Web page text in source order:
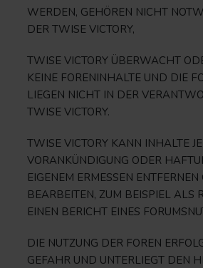
WERDEN, GEHÖREN NICHT
DER TWISE VICTORY,
TWISE VICTORY ÜBERWACHT
KEINE FORENINHALTE UND DIE
LIEGEN NICHT IN DER
TWISE VICTORY.
TWISE VICTORY KANN INHALTE
VORANKÜNDIGUNG ODER
EIGENEM ERMESSEN ENTFERNEN
BEARBEITEN, ZUM BEISPIEL ALS
EINEN BERICHT EINES
DIE NUTZUNG DER FOREN
GEFAHR UND UNTERLIEGT DEN